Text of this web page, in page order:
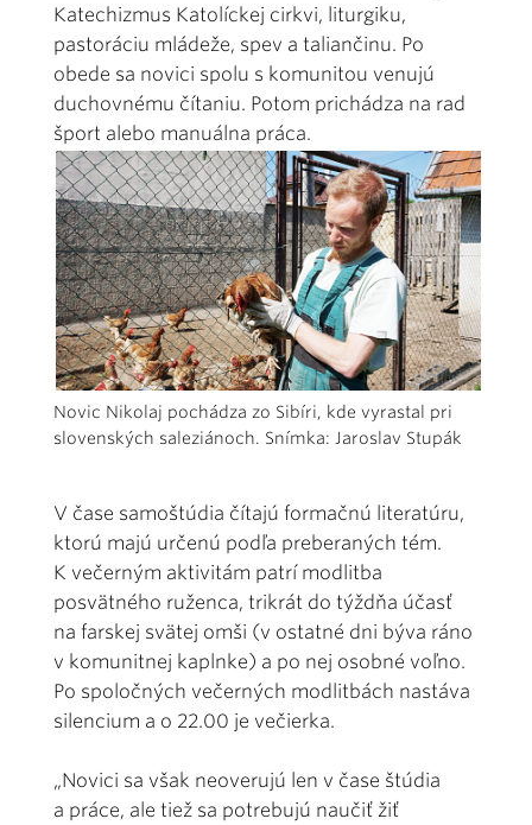
Katechizmus Katolíckej cirkvi, liturgiku,
pastoráciu mládeže, spev a taliančinu. Po
obede sa novici spolu s komunitou venujú
duchovnému čítaniu. Potom prichádza na rad
šport alebo manuálna práca.
Novic Nikolaj pochádza zo Sibíri, kde vyrastal pri
slovenských saleziánoch. Snímka: Jaroslav Stupák
V čase samoštúdia čítajú formačnú literatúru,
ktorú majú určenú podľa preberaných tém.
K večerným aktivitám patrí modlitba
posvätného ruženca, trikrát do týždňa účasť
na farskej svätej omši (v ostatné dni býva ráno
v komunitnej kaplnke) a po nej osobné voľno.
Po spoločných večerných modlitbách nastáva
silencium a o 22.00 je večierka.
„Novici sa však neoverujú len v čase štúdia
a práce, ale tiež sa potrebujú naučiť žiť